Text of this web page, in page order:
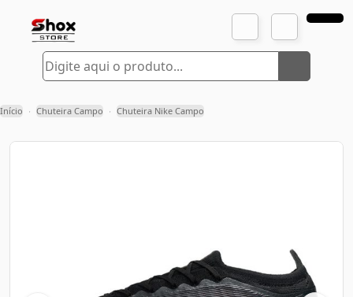
Início › Chuteira Campo › Chuteira Nike Campo